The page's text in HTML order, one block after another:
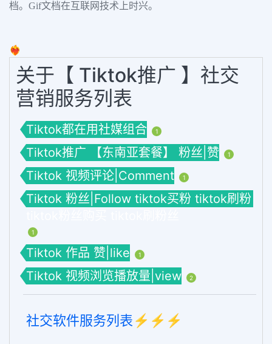
档。Gif文档在互联网技术上时兴。
❤️‍🔥
关于【 Tiktok推广 】社交
营销服务列表
Tiktok都在用社媒组合 1
Tiktok推广 【东南亚套餐】 粉丝|赞 1
Tiktok 视频评论|Comment 1
Tiktok 粉丝|Follow tiktok买粉 tiktok刷粉
1
Tiktok 作品 赞|like 1
Tiktok 视频浏览播放量|view 2
社交软件服务列表⚡️⚡️⚡️